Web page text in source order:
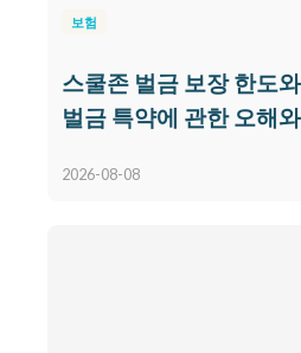
보험
스쿨존 벌금 보장 한도
벌금 특약에 관한 오해
2026-08-08